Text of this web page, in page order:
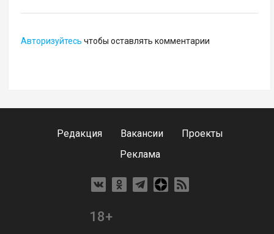
Авторизуйтесь чтобы оставлять комментарии
Редакция Вакансии
Проекты
Реклама
18+